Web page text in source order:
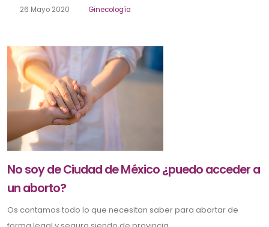
26 Mayo 2020 Ginecología
No soy de Ciudad de México ¿puedo acceder a
un aborto?
Os contamos todo lo que necesitan saber para abortar de